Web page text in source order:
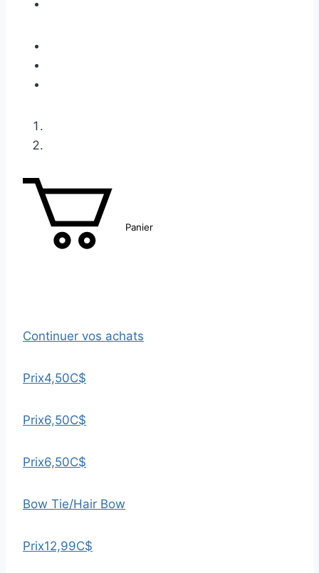
Panier
Continuer vos achats
Prix4,50C$
Prix6,50C$
Prix6,50C$
Bow Tie/Hair Bow
Prix12,99C$